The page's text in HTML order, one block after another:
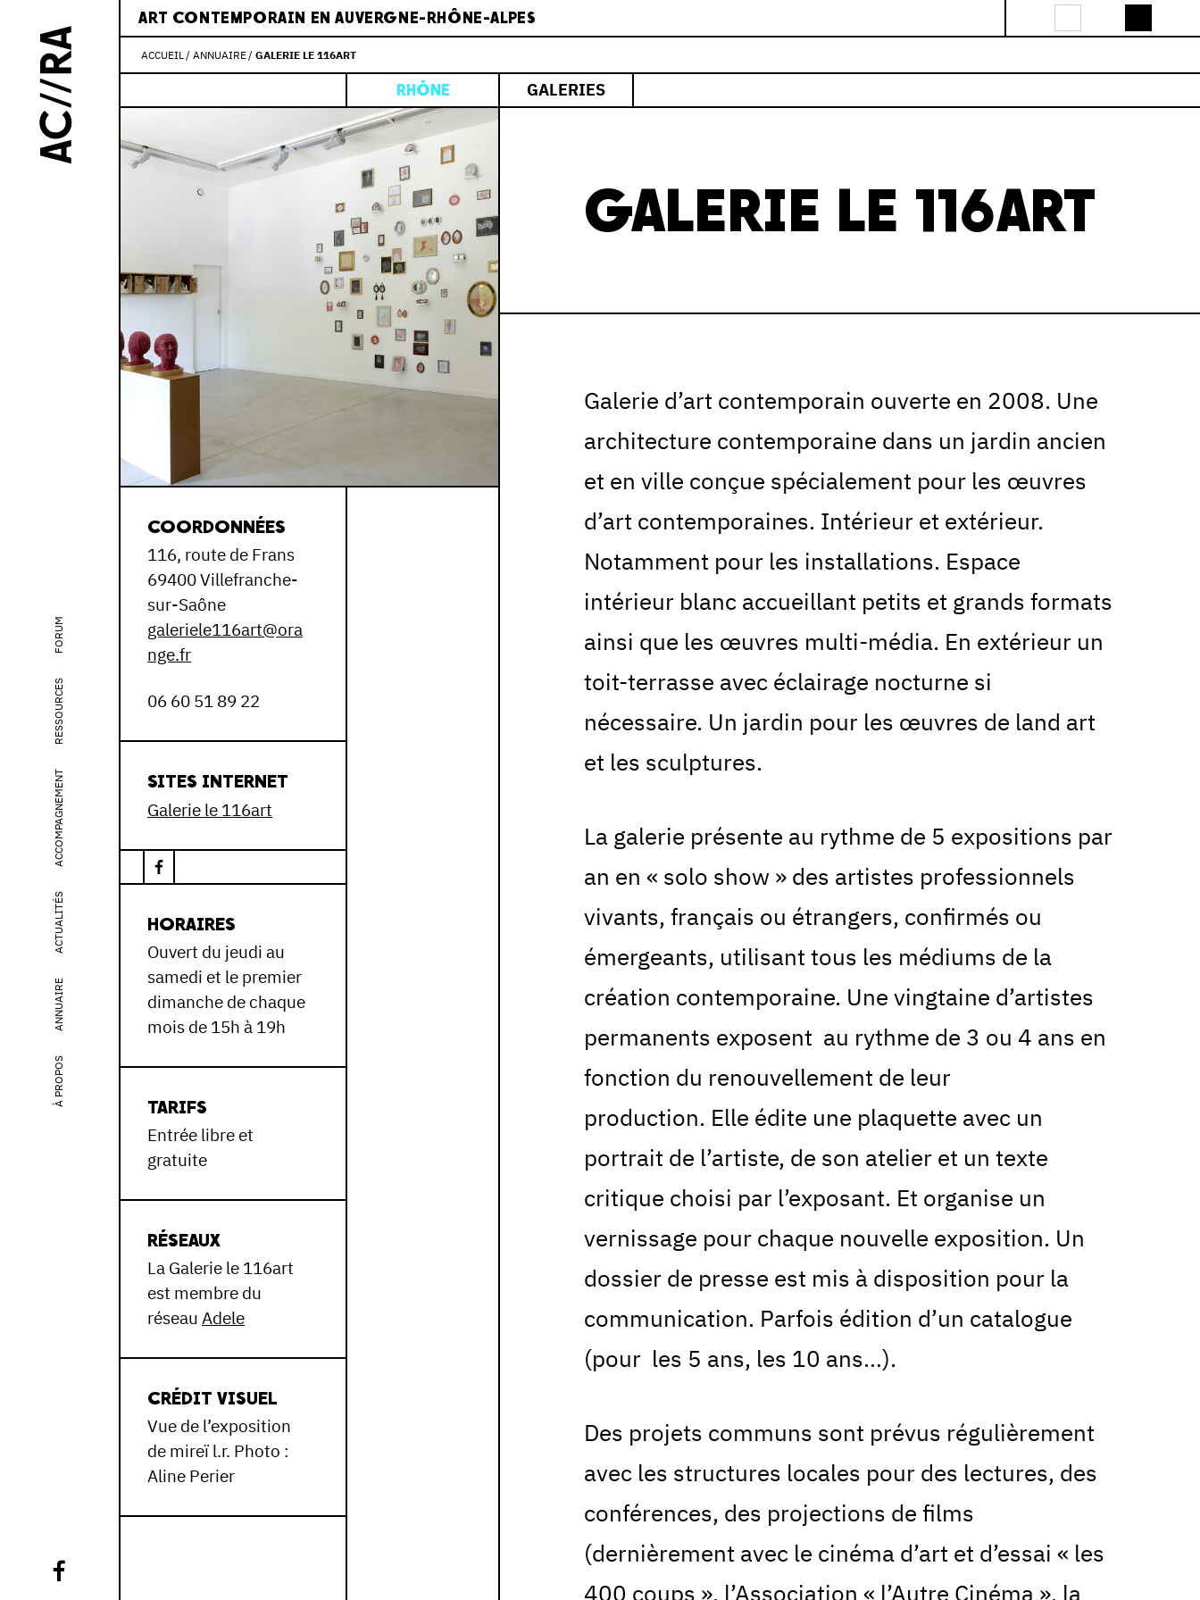
ART CONTEMPORAIN EN AUVERGNE-RHÔNE-ALPES
À PROPOS
ANNUAIRE
ACTUALITÉS
ACCOMPAGNEMENT
RESSOURCES
FORUM
ACCUEIL ANNUAIRE GALERIE LE 116ART
RHÔNE GALERIES
COORDONNÉES
116, route de Frans
69400 Villefranche-
sur-Saône
galeriele116art@ora
nge.fr
06 60 51 89 22
SITES INTERNET
Galerie le 116art
HORAIRES
Ouvert du jeudi au
samedi et le premier
dimanche de chaque
mois de 15h à 19h
TARIFS
Entrée libre et
gratuite
RÉSEAUX
La Galerie le 116art
est membre du
réseau Adele
CRÉDIT VISUEL
Vue de l’exposition
de mireï l.r. Photo :
Aline Perier
GALERIE LE 116ART
Galerie d’art contemporain ouverte en 2008. Une
architecture contemporaine dans un jardin ancien
et en ville conçue spécialement pour les œuvres
d’art contemporaines. Intérieur et extérieur.
Notamment pour les installations. Espace
intérieur blanc accueillant petits et grands formats
ainsi que les œuvres multi-média. En extérieur un
toit-terrasse avec éclairage nocturne si
nécessaire. Un jardin pour les œuvres de land art
et les sculptures.
La galerie présente au rythme de 5 expositions par
an en « solo show » des artistes professionnels
vivants, français ou étrangers, confirmés ou
émergeants, utilisant tous les médiums de la
création contemporaine. Une vingtaine d’artistes
permanents exposent au rythme de 3 ou 4 ans en
fonction du renouvellement de leur
production. Elle édite une plaquette avec un
portrait de l’artiste, de son atelier et un texte
critique choisi par l’exposant. Et organise un
vernissage pour chaque nouvelle exposition. Un
dossier de presse est mis à disposition pour la
communication. Parfois édition d’un catalogue
(pour les 5 ans, les 10 ans…).
Des projets communs sont prévus régulièrement
avec les structures locales pour des lectures, des
conférences, des projections de films
(dernièrement avec le cinéma d’art et d’essai « les
400 coups », l’Association « l’Autre Cinéma », la